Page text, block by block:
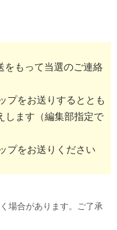
をもって当選のご連絡
プをお送りするととも
します（編集部指定で
プをお送りください
場合があります。ご了承